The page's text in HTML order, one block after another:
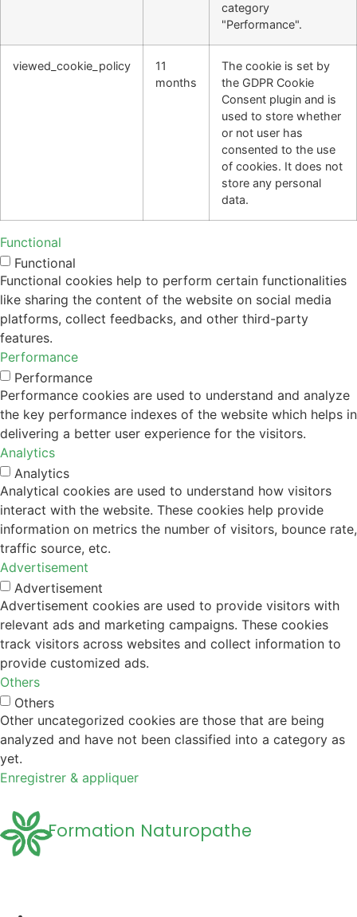
category
"Performance".
viewed_cookie_policy
11
months
The cookie is set by
the GDPR Cookie
Consent plugin and is
used to store whether
or not user has
consented to the use
of cookies. It does not
store any personal
data.
Functional
Functional
Functional cookies help to perform certain functionalities
like sharing the content of the website on social media
platforms, collect feedbacks, and other third-party
features.
Performance
Performance
Performance cookies are used to understand and analyze
the key performance indexes of the website which helps in
delivering a better user experience for the visitors.
Analytics
Analytics
Analytical cookies are used to understand how visitors
interact with the website. These cookies help provide
information on metrics the number of visitors, bounce rate,
traffic source, etc.
Advertisement
Advertisement
Advertisement cookies are used to provide visitors with
relevant ads and marketing campaigns. These cookies
track visitors across websites and collect information to
provide customized ads.
Others
Others
Other uncategorized cookies are those that are being
analyzed and have not been classified into a category as
yet.
Enregistrer & appliquer
Formation Naturopathe